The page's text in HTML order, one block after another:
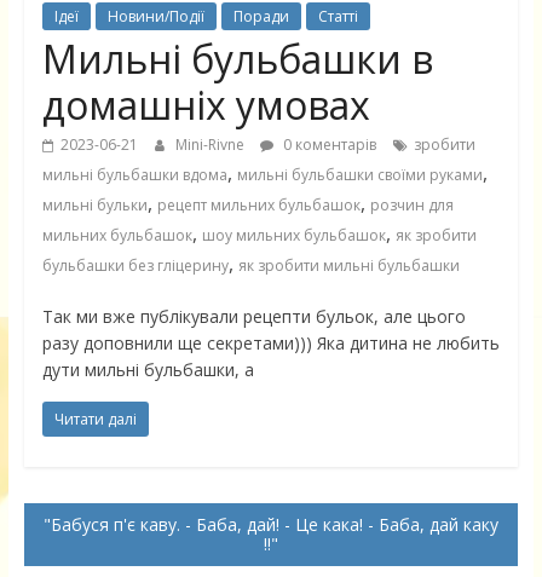
Ідеї Новини/Події Поради Статті
Мильні бульбашки в
домашніх умовах
2023-06-21 Mini-Rivne 0 коментарів
зробити
мильні бульбашки вдома, мильні бульбашки своїми руками,
мильні бульки, рецепт мильних бульбашок, розчин для
мильних бульбашок, шоу мильних бульбашок, як зробити
бульбашки без гліцерину, як зробити мильні бульбашки
Так ми вже публікували рецепти бульок, але цього
разу доповнили ще секретами))) Яка дитина не любить
дути мильні бульбашки, а
Читати далі
Бабуся п'є каву. - Баба, дай! - Це кака! - Баба, дай каку
!!